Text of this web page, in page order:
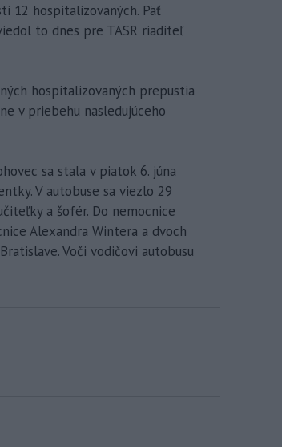
12 hospitalizovaných. Päť
to dnes pre TASR riaditeľ
hospitalizovaných prepustia
v priebehu nasledujúceho
sa stala v piatok 6. júna
V autobuse sa viezlo 29
a šofér. Do nemocnice
Alexandra Wintera a dvoch
Voči vodičovi autobusu